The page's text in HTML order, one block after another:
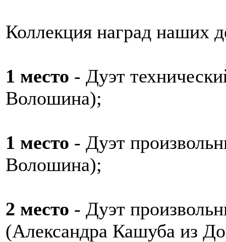
Коллекция наград наших
1 место - Дуэт
Волошина);
1 место - Дуэт
Волошина);
2 место - Дуэт
(Александра Кашуба из